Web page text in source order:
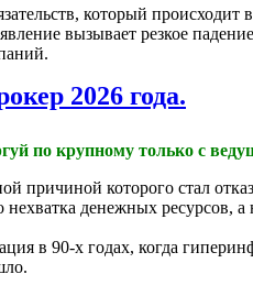
который происходит
вызывает резкое
2026 года.
по крупному только с
которого стал
денежных ресурсов,
в 90-х годах, когда